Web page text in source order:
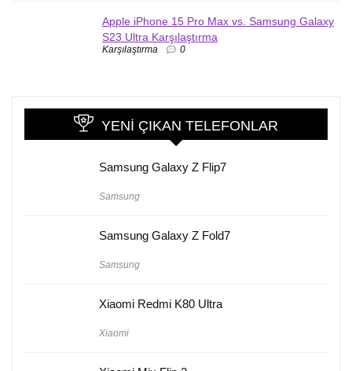
Apple iPhone 15 Pro Max vs. Samsung Galaxy
S23 Ultra Karşılaştırma
Karşılaştırma 0
YENI ÇIKAN TELEFONLAR
Samsung Galaxy Z Flip7
Samsung
Samsung Galaxy Z Fold7
Samsung
Xiaomi Redmi K80 Ultra
Xiaomi